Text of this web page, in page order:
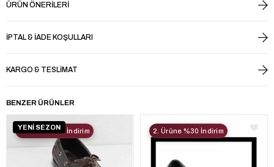
ÜRÜN ÖNERILERI
İPTAL & İADE KOŞULLARI
KARGO & TESLIMAT
BENZER ÜRÜNLER
YENİ SEZON
2. Ürüne %30 İndirim 2. Ürüne %30 İndirim